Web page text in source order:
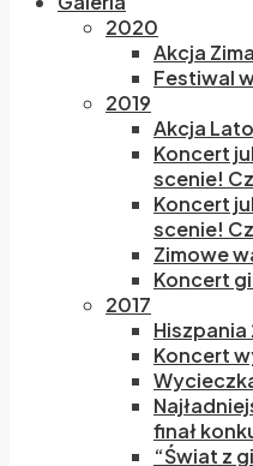
2020
Akcja
Festiwal
2019
Akcja
Koncert
scenie!
Koncert
scenie!
Zimowe
Koncert
2017
Hiszpania
Koncert
finał
“Świat z